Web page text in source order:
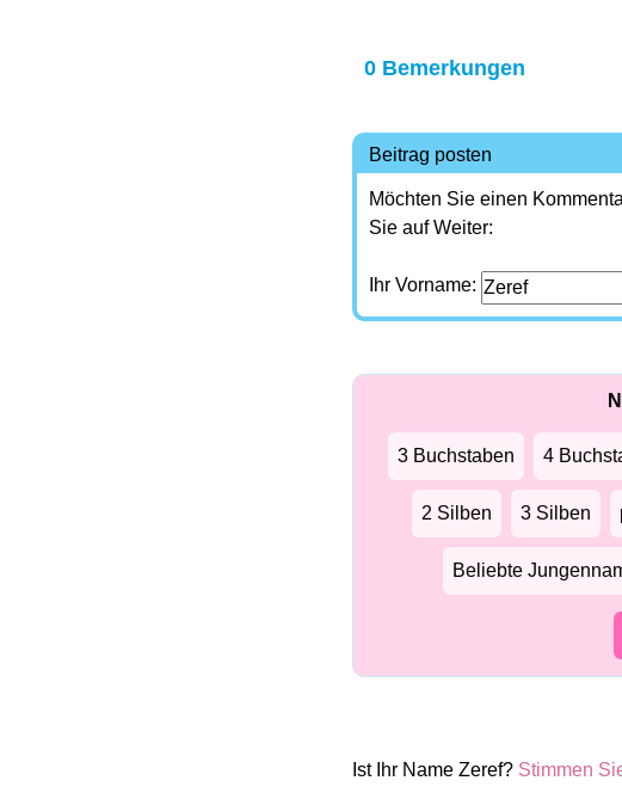
0 Bemerkungen
Beitrag posten
Möchten Sie einen
Sie auf Weiter:
Ihr Vorname:
3 Buchstaben 4
2 Silben 3 Silben
Beliebte
Ist Ihr Name Zeref? Stimmen